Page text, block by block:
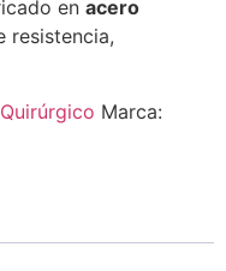
en acero
resistencia,
Marca: